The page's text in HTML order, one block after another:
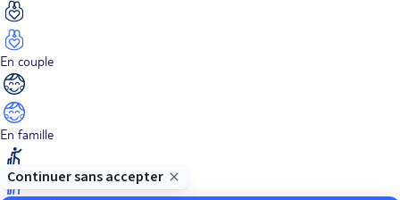
En couple
En famille